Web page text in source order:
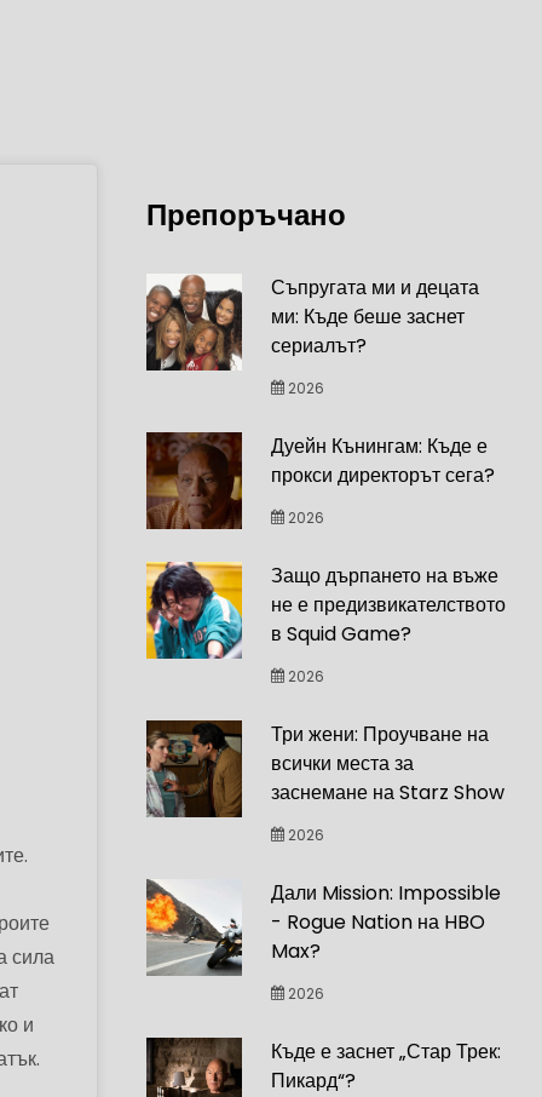
сила
и
Препоръчано
Съпругата ми и децата
ми: Къде беше заснет
сериалът?
2026
Дуейн Кънингам: Къде е
прокси директорът сега?
2026
Защо дърпането на въже
не е предизвикателството
в Squid Game?
2026
Три жени: Проучване на
всички места за
заснемане на Starz Show
2026
Дали Mission: Impossible
- Rogue Nation на HBO
Max?
2026
Къде е заснет „Стар Трек:
Пикард“?